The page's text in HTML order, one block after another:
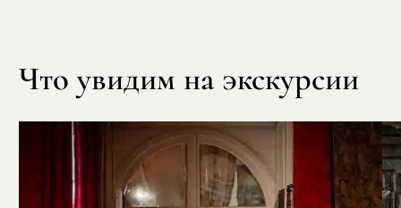
Что увидим на экскурсии